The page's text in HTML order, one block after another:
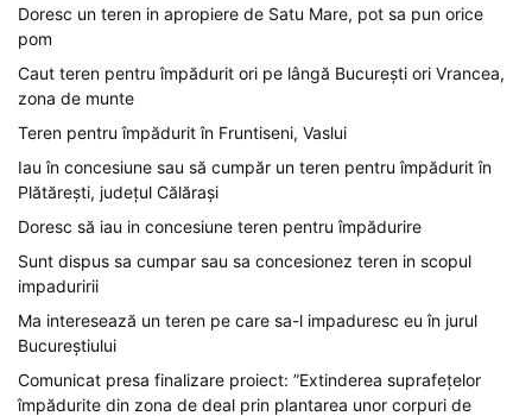
Doresc un teren in apropiere de Satu Mare, pot sa pun orice
pom
Caut teren pentru împădurit ori pe lângă București ori Vrancea,
zona de munte
Teren pentru împădurit în Fruntiseni, Vaslui
Iau în concesiune sau să cumpăr un teren pentru împădurit în
Plătărești, județul Călărași
Doresc să iau in concesiune teren pentru împădurire
Sunt dispus sa cumpar sau sa concesionez teren in scopul
impaduririi
Ma interesează un teren pe care sa-l impaduresc eu în jurul
Bucureștiului
Comunicat presa finalizare proiect: ”Extinderea suprafețelor
împădurite din zona de deal prin plantarea unor corpuri de